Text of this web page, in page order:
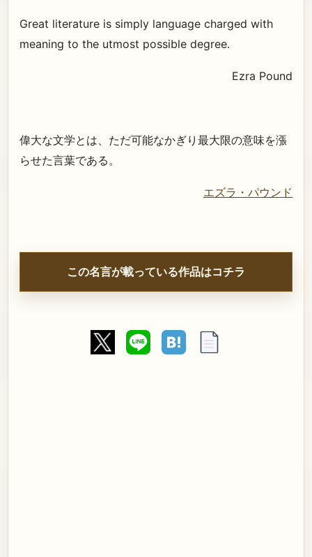
Great literature is simply language charged with
meaning to the utmost possible degree.
Ezra Pound
偉大な文学とは、ただ可能なかぎり最大限の意味を漲
らせた言葉である。
エズラ・パウンド
この名言が載っている作品はコチラ